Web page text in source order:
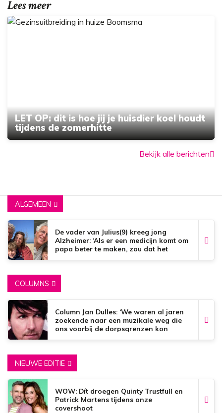
Lees meer
LET OP: dit is hoe jij je huisdier koel houdt
tijdens de zomerhitte
Bekijk alle berichten
ALGEMEEN
De vader van Julius(9) kreeg jong
Alzheimer: ‘Als er een medicijn komt om
papa beter te maken, zou dat het
COLUMNS
Column Jan Dulles: ‘We waren al jaren
zoekende naar een muzikale weg die
ons voorbij de dorpsgrenzen kon
NIEUWE EDITIE
WOW: Dít droegen Quinty Trustfull en
Patrick Martens tijdens onze
covershoot